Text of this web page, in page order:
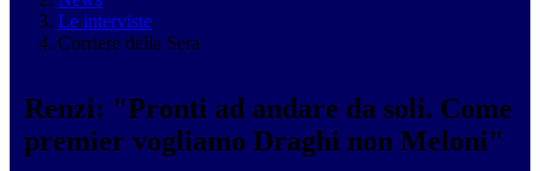
Le interviste
Corriere della Sera
Renzi: "Pronti ad andare da soli. Come
premier vogliamo Draghi non Meloni"